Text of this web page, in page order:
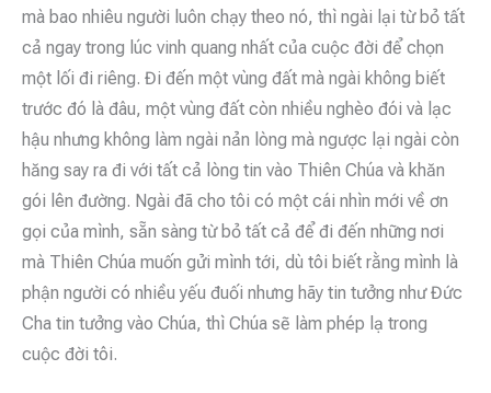
mà bao nhiêu người luôn chạy theo nó, thì ngài lại từ bỏ tất
cả ngay trong lúc vinh quang nhất của cuộc đời để chọn
một lối đi riêng. Đi đến một vùng đất mà ngài không biết
trước đó là đâu, một vùng đất còn nhiều nghèo đói và lạc
hậu nhưng không làm ngài nản lòng mà ngược lại ngài còn
hăng say ra đi với tất cả lòng tin vào Thiên Chúa và khăn
gói lên đường. Ngài đã cho tôi có một cái nhìn mới về ơn
gọi của mình, sẵn sàng từ bỏ tất cả để đi đến những nơi
mà Thiên Chúa muốn gửi mình tới, dù tôi biết rằng mình là
phận người có nhiều yếu đuối nhưng hãy tin tưởng như Đức
Cha tin tưởng vào Chúa, thì Chúa sẽ làm phép lạ trong
cuộc đời tôi.